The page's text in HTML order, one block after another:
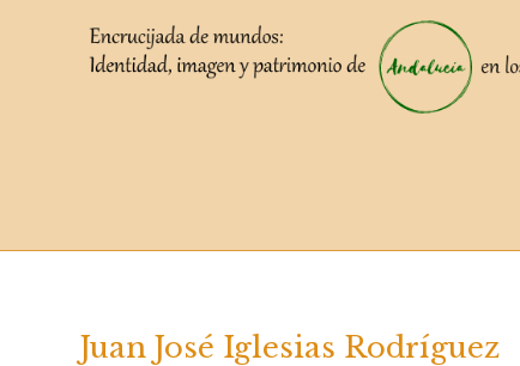
Juan José Iglesias Rodríguez